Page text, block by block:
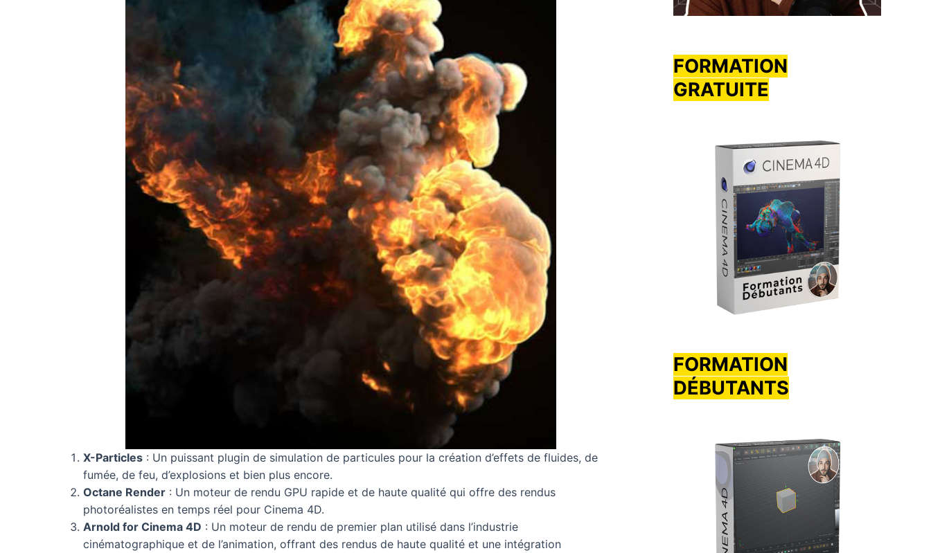
X-Particles : Un puissant plugin de simulation de particules pour la création d’effets de fluides, de
fumée, de feu, d’explosions et bien plus encore.
Octane Render : Un moteur de rendu GPU rapide et de haute qualité qui offre des rendus
photoréalistes en temps réel pour Cinema 4D.
Arnold for Cinema 4D : Un moteur de rendu de premier plan utilisé dans l’industrie
cinématographique et de l’animation, offrant des rendus de haute qualité et une intégration
FORMATION
GRATUITE
FORMATION
DÉBUTANTS